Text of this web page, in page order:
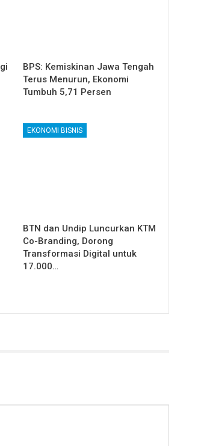
BPS: Kemiskinan Jawa Tengah
Terus Menurun, Ekonomi
Tumbuh 5,71 Persen
EKONOMI BISNIS
BTN dan Undip Luncurkan KTM
Co-Branding, Dorong
Transformasi Digital untuk
17.000…